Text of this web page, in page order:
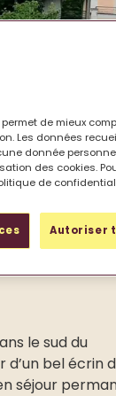
le sud du
bel écrin
séjour
de mieux
Les données
donnée
des cookies.
de
Autoriser